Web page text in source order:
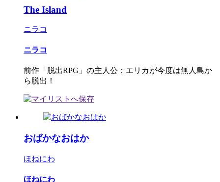
The Island
ニラコ
ニラコ
前作「脱出RPG」の主人公：エリカが今度は無人島か
ら脱出！
おばかなおはか
ほねにわ
ほねにわ